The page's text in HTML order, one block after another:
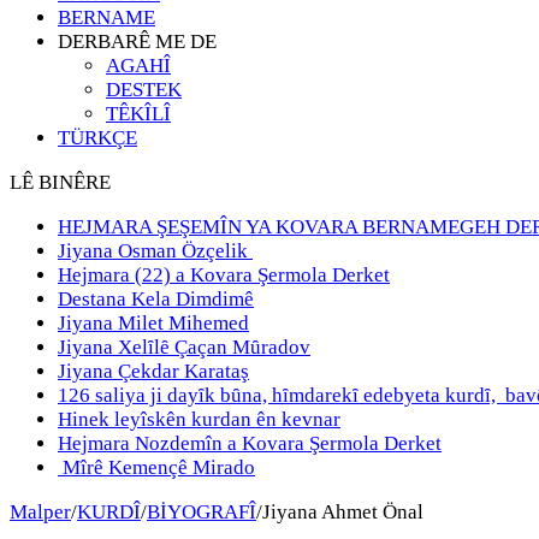
BERNAME
DERBARÊ ME DE
AGAHÎ
DESTEK
TÊKÎLÎ
TÜRKÇE
LÊ BINÊRE
HEJMARA ŞEŞEMÎN YA KOVARA BERNAMEGEH
Jiyana Osman Özçelik
Hejmara (22) a Kovara Şermola Derket
Destana Kela Dimdimê
Jiyana Milet Mihemed
Jiyana Xelȋlȇ Çaçan Mȗradov
Jiyana Çekdar Karataş
126 saliya ji dayȋk bȗna, hȋmdarekȋ edebyeta kurdȋ,
Hinek leyîskên kurdan ên kevnar
Hejmara Nozdemîn a Kovara Şermola Derket
Mîrê Kemençê Mirado
Malper/KURDÎ/BİYOGRAFÎ/Jiyana Ahmet Önal